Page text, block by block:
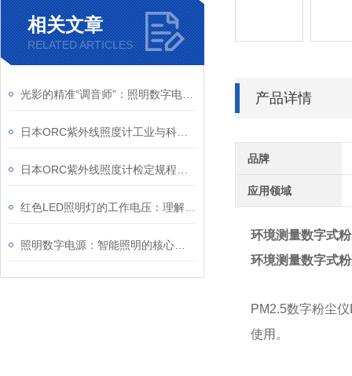
相关文章
RELATED ARTICLES
产品详情
品牌
应用领域
环境测量数字式
环境测量数字式
PM2.5数字粉尘
使用。